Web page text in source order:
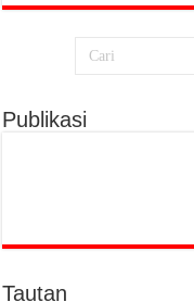
Publikasi
Tautan